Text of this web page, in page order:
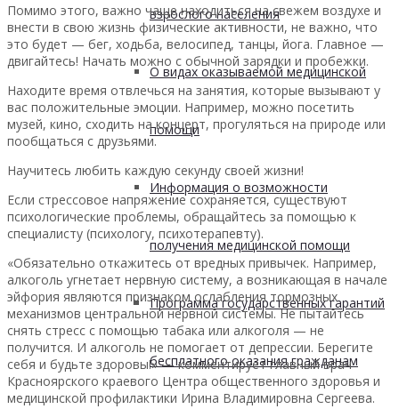
взрослого населения
О видах оказываемой медицинской
помощи
Информация о возможности
получения медицинской помощи
Программа государственных гарантий
бесплатного оказания гражданам
Помимо этого, важно чаще находиться на свежем воздухе и
внести в свою жизнь физические активности, не важно, что
это будет — бег, ходьба, велосипед, танцы, йога. Главное —
двигайтесь! Начать можно с обычной зарядки и пробежки.
Находите время отвлечься на занятия, которые вызывают у
вас положительные эмоции. Например, можно посетить
музей, кино, сходить на концерт, прогуляться на природе или
пообщаться с друзьями.
Научитесь любить каждую секунду своей жизни!
Если стрессовое напряжение сохраняется, существуют
психологические проблемы, обращайтесь за помощью к
специалисту (психологу, психотерапевту).
«Обязательно откажитесь от вредных привычек. Например,
алкоголь угнетает нервную систему, а возникающая в начале
эйфория являются признаком ослабления тормозных
механизмов центральной нервной системы. Не пытайтесь
снять стресс с помощью табака или алкоголя — не
получится. И алкоголь не помогает от депрессии. Берегите
себя и будьте здоровы!» — комментирует главный врач
Красноярского краевого Центра общественного здоровья и
медицинской профилактики Ирина Владимировна Сергеева.